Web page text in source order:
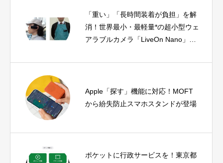
「重い」「長時間装着が負担」を解
消！世界最小・最軽量*の超小型ウェ
アラブルカメラ「LiveOn Nano」が
Apple「探す」機能に対応！MOFT
から紛失防止スマホスタンドが登場
ポケットに行政サービスを！東京都